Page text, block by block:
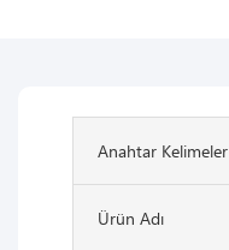
Anahtar Kelimeler
Ürün Adı